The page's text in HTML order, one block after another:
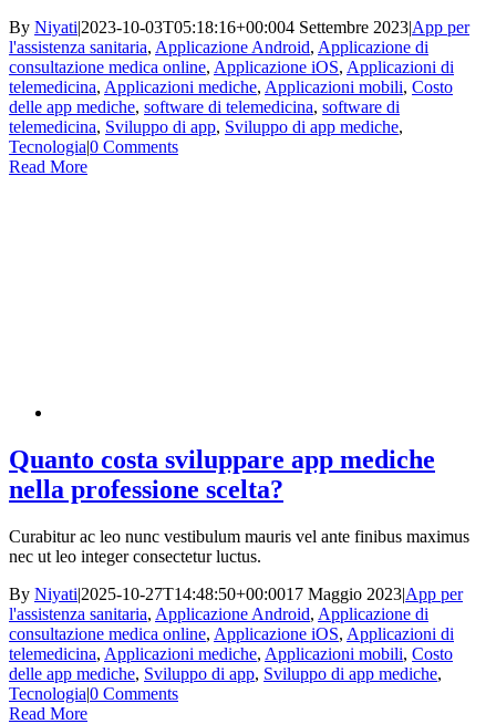
By Niyati|2023-10-03T05:18:16+00:004 Settembre 2023|App per
l'assistenza sanitaria, Applicazione Android, Applicazione di
consultazione medica online, Applicazione iOS, Applicazioni di
telemedicina, Applicazioni mediche, Applicazioni mobili, Costo
delle app mediche, software di telemedicina, software di
telemedicina, Sviluppo di app, Sviluppo di app mediche,
Tecnologia|0 Comments
Read More
Quanto costa sviluppare app mediche
nella professione scelta?
Curabitur ac leo nunc vestibulum mauris vel ante finibus maximus
nec ut leo integer consectetur luctus.
By Niyati|2025-10-27T14:48:50+00:0017 Maggio 2023|App per
l'assistenza sanitaria, Applicazione Android, Applicazione di
consultazione medica online, Applicazione iOS, Applicazioni di
telemedicina, Applicazioni mediche, Applicazioni mobili, Costo
delle app mediche, Sviluppo di app, Sviluppo di app mediche,
Tecnologia|0 Comments
Read More